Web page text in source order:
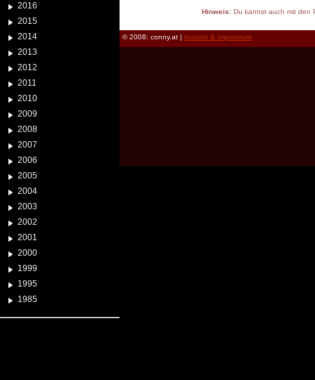
2016
2015
2014
2013
2012
2011
2010
2009
2008
2007
2006
2005
2004
2003
2002
2001
2000
1999
1995
1985
Hinweis:Du kannst auch mit den
© 2008: conny.at | kontakt & impressum